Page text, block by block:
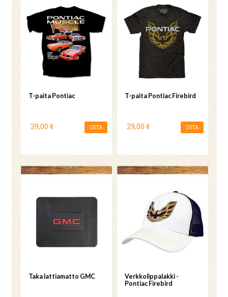
T-paita Pontiac
39,00 € OSTA
T-paita Pontiac Firebird
29,00 € OSTA
Taka lattiamatto GMC
Verkkolippalakki -
Pontiac Firebird